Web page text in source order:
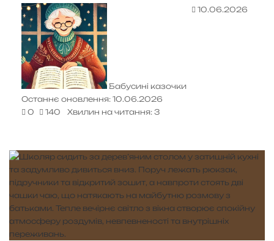
Бабусині казочки
10.06.2026
Останнє оновлення: 10.06.2026
0
140 Хвилин на читання: 3